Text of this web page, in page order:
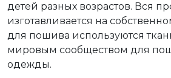
детей разных возрастов. Вся
изготавливается на
для пошива используются
мировым сообществом для
одежды.